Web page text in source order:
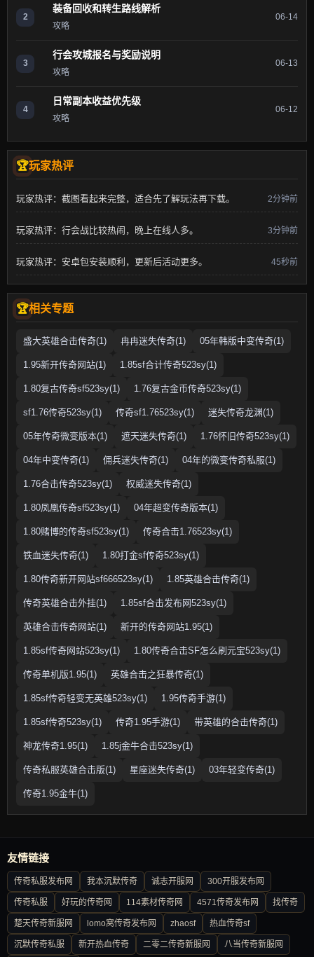
2
装备回收和转生路线解析
攻略
06-14
3
行会攻城报名与奖励说明
攻略
06-13
4
日常副本收益优先级
攻略
06-12
玩家热评
玩家热评：截图看起来完整，适合先了解玩法再下载。 2分钟前
玩家热评：行会战比较热闹，晚上在线人多。 3分钟前
玩家热评：安卓包安装顺利，更新后活动更多。 45秒前
相关专题
盛大英雄合击传奇(1) 冉冉迷失传奇(1) 05年韩版中变传奇(1)
1.95新开传奇网站(1) 1.85sf合计传奇523sy(1)
1.80复古传奇sf523sy(1) 1.76复古金币传奇523sy(1)
sf1.76传奇523sy(1) 传奇sf1.76523sy(1) 迷失传奇龙渊(1)
05年传奇微变版本(1) 遮天迷失传奇(1) 1.76怀旧传奇523sy(1)
04年中变传奇(1) 佣兵迷失传奇(1) 04年的微变传奇私服(1)
1.76合击传奇523sy(1) 权威迷失传奇(1)
1.80凤凰传奇sf523sy(1) 04年超变传奇版本(1)
1.80赌博的传奇sf523sy(1) 传奇合击1.76523sy(1)
铁血迷失传奇(1) 1.80打金sf传奇523sy(1)
1.80传奇新开网站sf666523sy(1) 1.85英雄合击传奇(1)
传奇英雄合击外挂(1) 1.85sf合击发布网523sy(1)
英雄合击传奇网站(1) 新开的传奇网站1.95(1)
1.85sf传奇网站523sy(1) 1.80传奇合击SF怎么刷元宝523sy(1)
传奇单机版1.95(1) 英雄合击之狂暴传奇(1)
1.85sf传奇轻变无英雄523sy(1) 1.95传奇手游(1)
1.85sf传奇523sy(1) 传奇1.95手游(1) 带英雄的合击传奇(1)
神龙传奇1.95(1) 1.85j金牛合击523sy(1)
传奇私服英雄合击版(1) 星座迷失传奇(1) 03年轻变传奇(1)
传奇1.95金牛(1)
友情链接
传奇私服发布网 我本沉默传奇 诚志开服网 300开服发布网
传奇私服 好玩的传奇网 114素材传奇网 4571传奇发布网 找传奇
楚天传奇新服网 lomo窝传奇发布网 zhaosf 热血传奇sf
沉默传奇私服 新开热血传奇 二零二传奇新服网 八当传奇新服网